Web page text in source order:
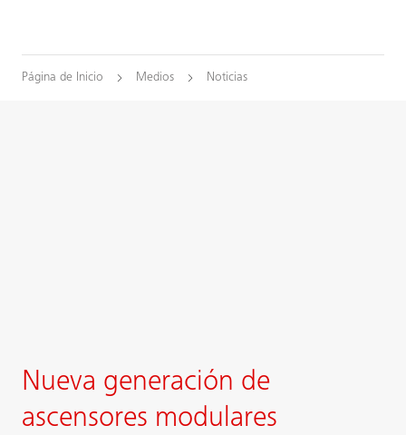
Página de Inicio Medios Noticias
Nueva generación de
ascensores modulares